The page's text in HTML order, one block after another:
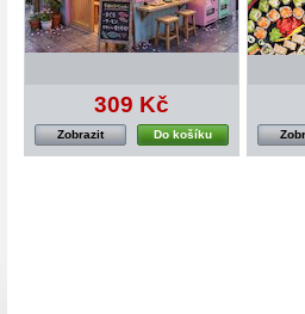
309 Kč
Do košíku
Zobrazit